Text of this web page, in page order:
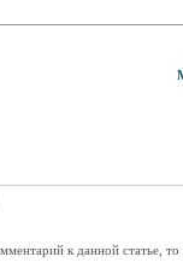
к данной статье,